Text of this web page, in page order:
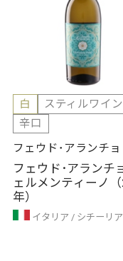
白
スティルワイン
辛口
フェウド･アランチョ
フェウド･アランチ
ェルメンティーノ
年）
イタリア シチーリア